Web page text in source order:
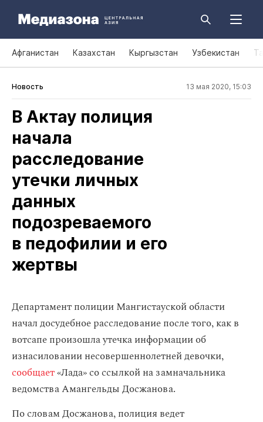
Афганистан Казахстан Кыргызстан Узбекистан
Новость 13 мая 2020, 15:03
В Актау полиция
начала
расследование
утечки личных
данных
подозреваемого
в педофилии и его
жертвы
Департамент полиции Мангистауской области
начал досудебное расследование после того, как в
вотсапе произошла утечка информации об
изнасиловании несовершеннолетней девочки,
сообщает«Лада» со ссылкой на замначальника
ведомства Амангельды Досжанова.
По словам Досжанова, полиция ведет